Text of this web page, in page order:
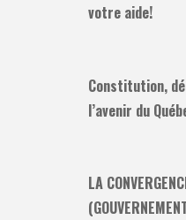
votre aide!
Constitution,
l’avenir du
LA